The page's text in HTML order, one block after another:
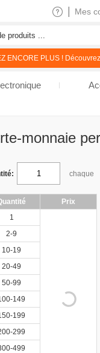
monnaie
chaque
Prix
1
2-9
10-19
20-49
50-99
149
199
299
499
Mes
ENCORE PLUS !